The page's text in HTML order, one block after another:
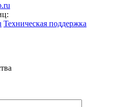
Техническая поддержка